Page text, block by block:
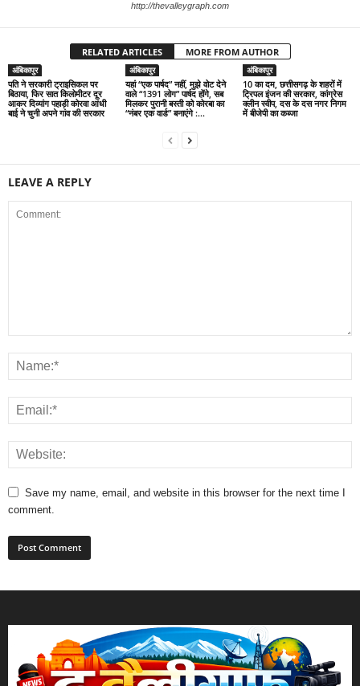
http://thevalleygraph.com
RELATED ARTICLES MORE FROM AUTHOR
अंबिकापुर
पति ने सरकारी ट्राइसिकल पर
बिठाया, फिर सात किलोमीटर दूर
आकर दिव्यांग पहाड़ी कोरवा आंधी
बाई ने चुनी अपने गांव की सरकार
अंबिकापुर
यहां “एक पार्षद” नहीं, मुझे वोट देने
वाले “1391 लोग” पार्षद होंगे, सब
मिलकर पुरानी बस्ती को कोरबा का
“नंबर एक वार्ड” बनाएंगे :...
अंबिकापुर
10 का दम, छत्तीसगढ़ के शहरों में
ट्रिपल इंजन की सरकार, कांग्रेस
क्लीन स्वीप, दस के दस नगर निगम
में बीजेपी का कब्जा
LEAVE A REPLY
Save my name, email, and website in this browser for the next time I
comment.